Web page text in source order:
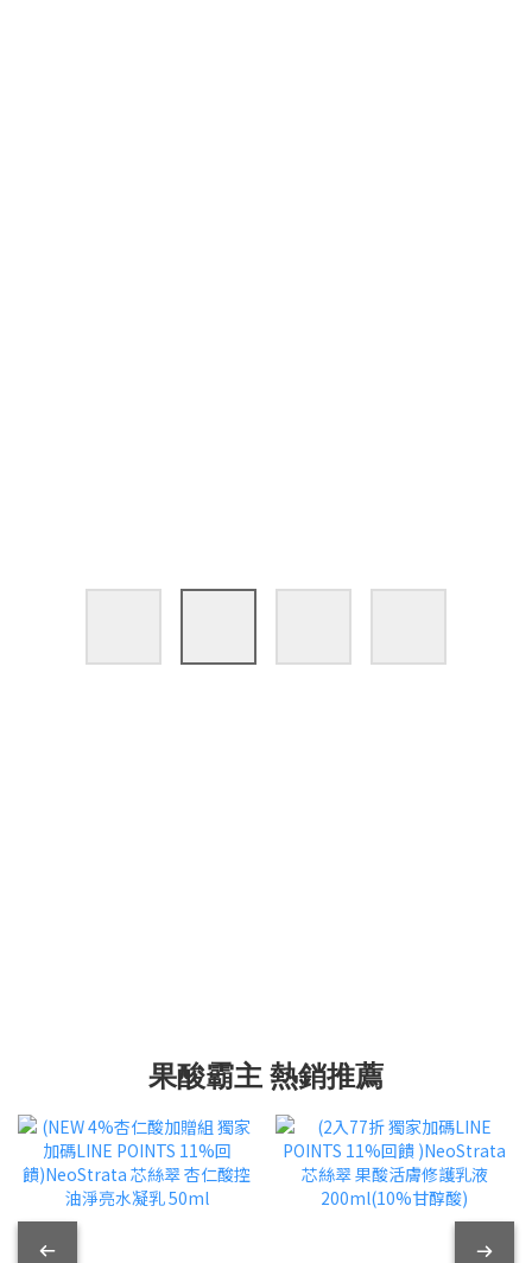
果酸霸主 熱銷推薦